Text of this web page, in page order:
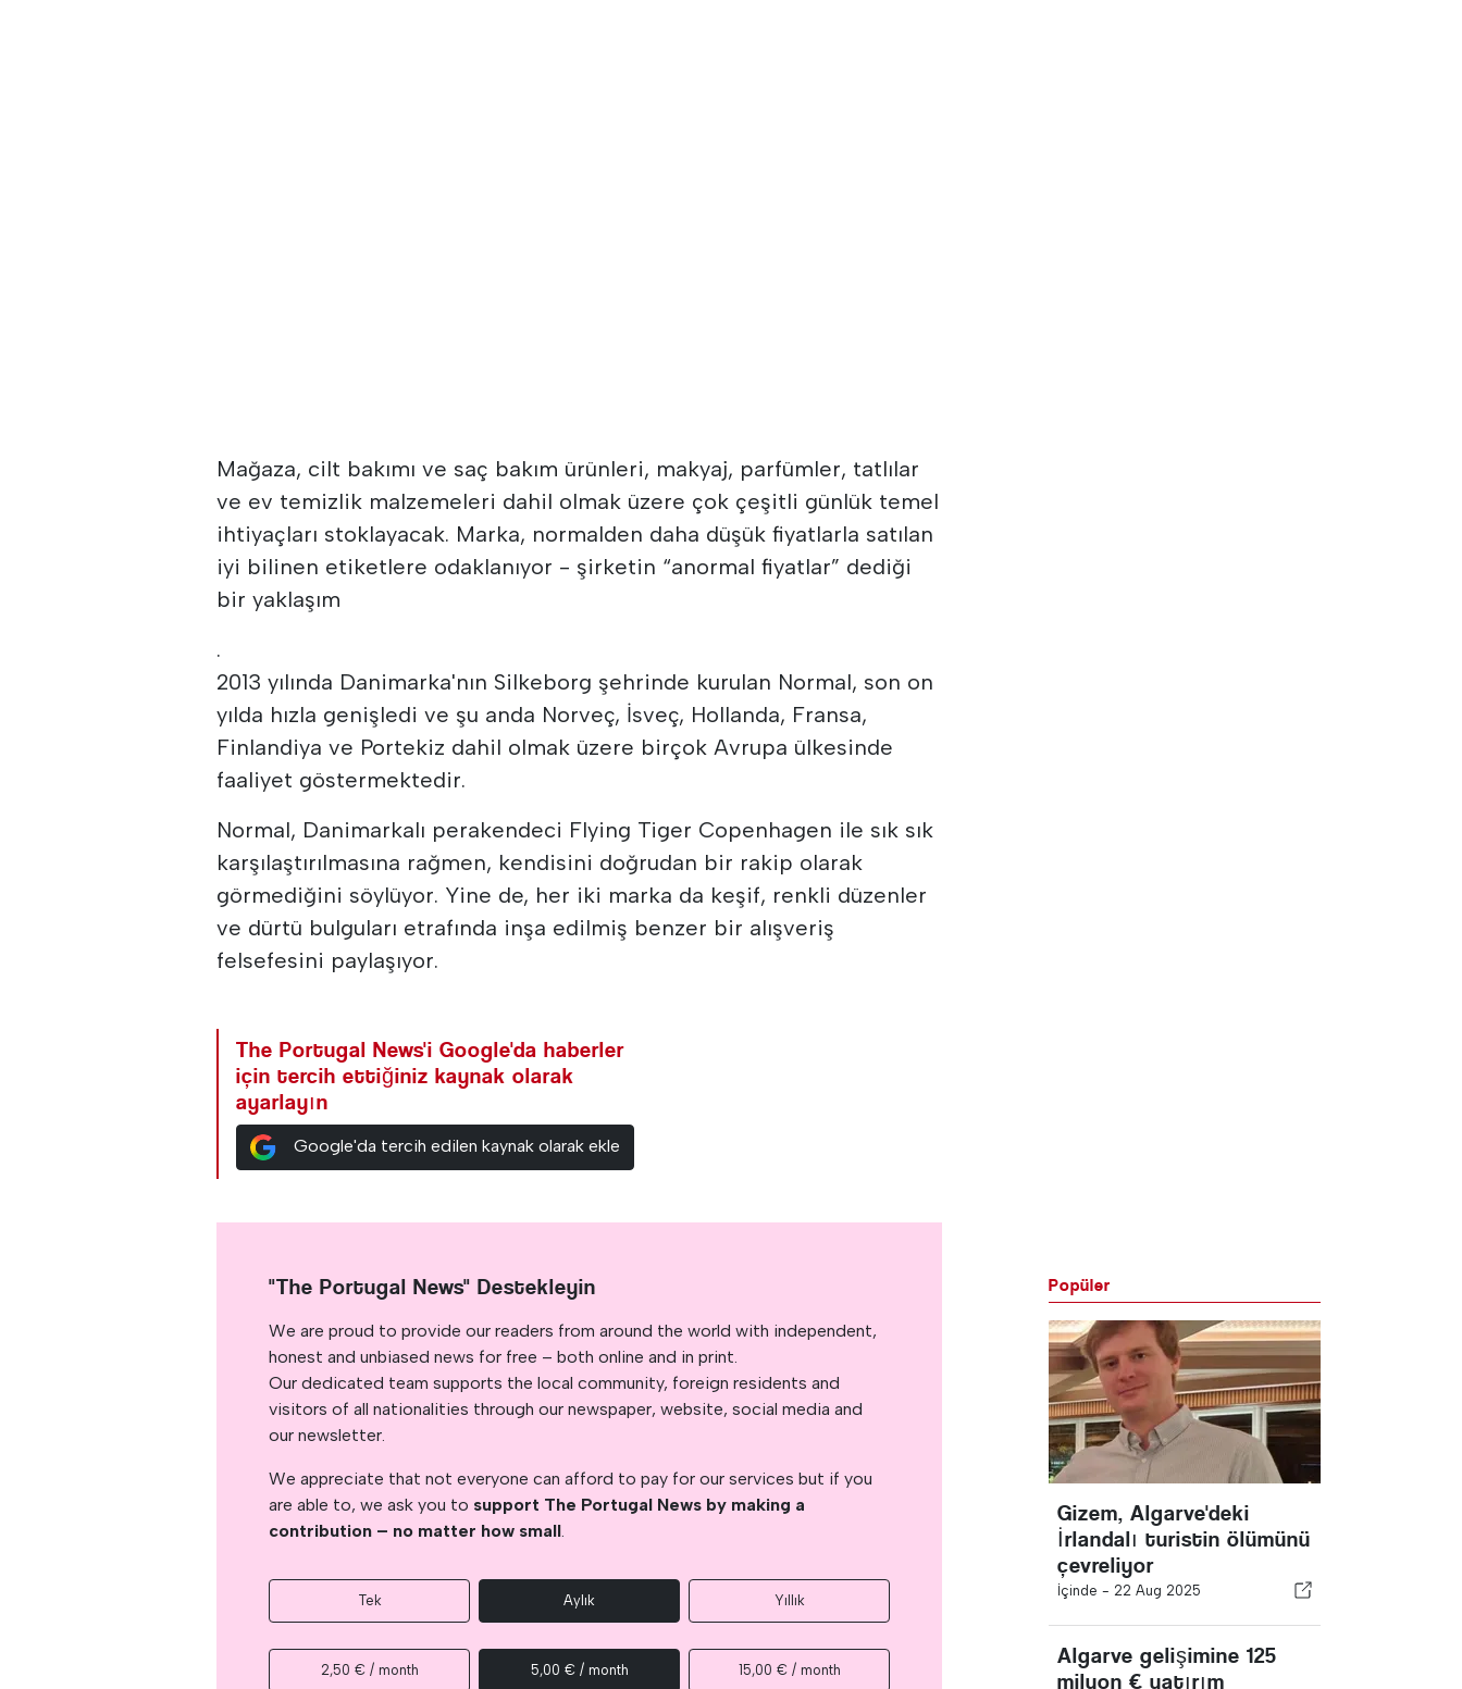
Mağaza, cilt bakımı ve saç bakım ürünleri, makyaj, parfümler, tatlılar
ve ev temizlik malzemeleri dahil olmak üzere çok çeşitli günlük temel
ihtiyaçları stoklayacak. Marka, normalden daha düşük fiyatlarla satılan
iyi bilinen etiketlere odaklanıyor - şirketin “anormal fiyatlar” dediği
bir yaklaşım
.
2013 yılında Danimarka'nın Silkeborg şehrinde kurulan Normal, son on
yılda hızla genişledi ve şu anda Norveç, İsveç, Hollanda, Fransa,
Finlandiya ve Portekiz dahil olmak üzere birçok Avrupa ülkesinde
faaliyet göstermektedir.
Normal, Danimarkalı perakendeci Flying Tiger Copenhagen ile sık sık
karşılaştırılmasına rağmen, kendisini doğrudan bir rakip olarak
görmediğini söylüyor. Yine de, her iki marka da keşif, renkli düzenler
ve dürtü bulguları etrafında inşa edilmiş benzer bir alışveriş
felsefesini paylaşıyor.
The Portugal News'i Google'da haberler
için tercih ettiğiniz kaynak olarak
ayarlayın
Google'da tercih edilen kaynak olarak ekle
"The Portugal News" Destekleyin
We are proud to provide our readers from around the world with independent,
honest and unbiased news for free – both online and in print.
Our dedicated team supports the local community, foreign residents and
visitors of all nationalities through our newspaper, website, social media and
our newsletter.
We appreciate that not everyone can afford to pay for our services but if you
are able to, we ask you to support The Portugal News by making a
contribution – no matter how small.
Tek Aylık Yıllık
2,50 € / month 5,00 € / month 15,00 € / month
Popüler
Gizem, Algarve'deki
İrlandalı turistin ölümünü
çevreliyor
İçinde - 22 Aug 2025
Algarve gelişimine 125
milyon € yatırım